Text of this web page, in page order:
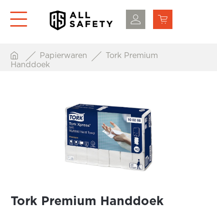
Papierwaren
Tork Premium
Handdoek
Tork Premium Handdoek